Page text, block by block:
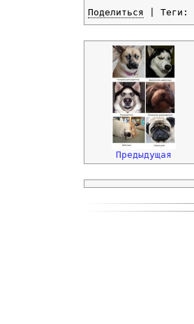
Поделиться | Теги:
Предыдущая